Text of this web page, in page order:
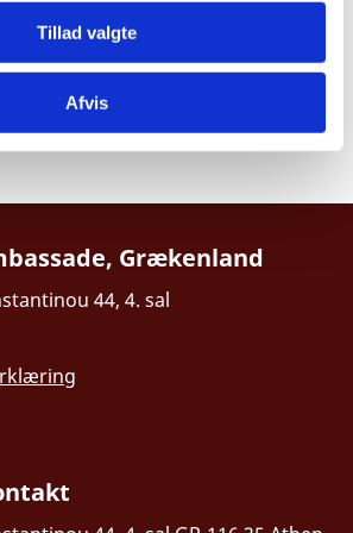
Tillad valgte
Afvis
Grækenland
44, 4. sal